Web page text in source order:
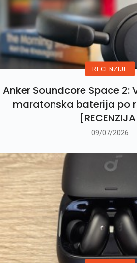
RECENZIJE
Anker Soundcore Space 2:
maratonska baterija po
09/07/2026